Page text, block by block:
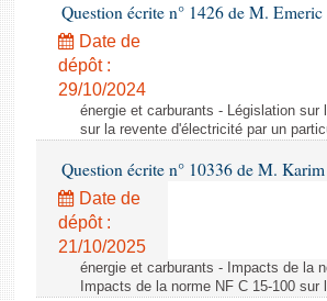
Question écrite n° 1426 de M.
Date de
dépôt :
29/10/2024
énergie et carburants - Législation
sur la revente d'électricité par un
Question écrite n° 10336 de M.
Date de
dépôt :
21/10/2025
énergie et carburants - Impacts de la
Impacts de la norme NF C 15-100